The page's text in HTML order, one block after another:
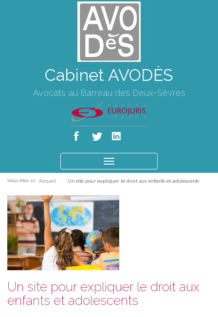
Cabinet AVODÈS
Avocats au Barreau des Deux-Sèvres
le
Vous êtes ici : Accueil Un site pour expliquer le droit aux enfants et adolescents
Un site pour expliquer le droit aux
enfants et adolescents